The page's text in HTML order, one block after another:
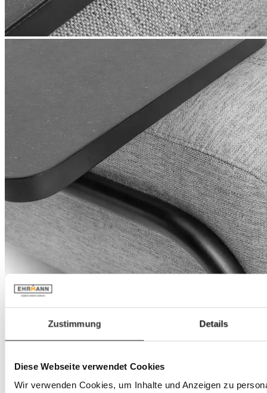
Zustimmung Details
Diese Webseite verwendet Cookies
Wir verwenden Cookies, um Inhalte und Anzeigen zu